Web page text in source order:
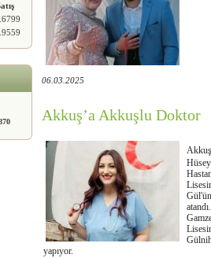
06.03.2025
Akkuş’a Akkuşlu Doktor
yapıyor.